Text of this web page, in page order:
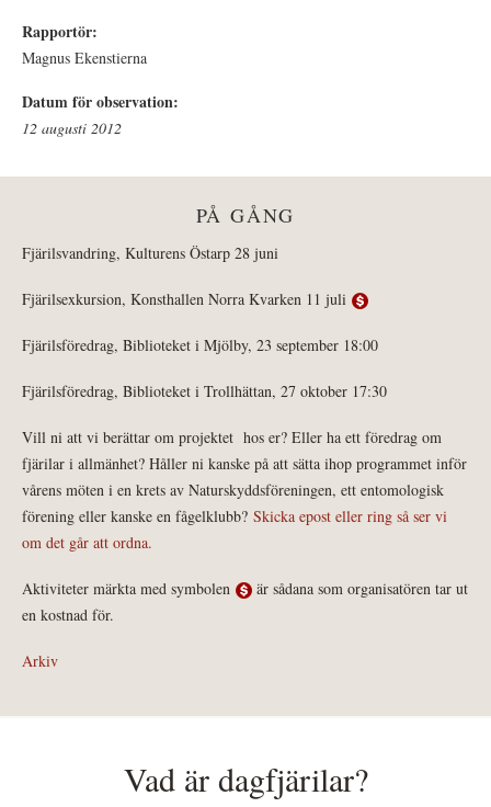
Rapportör:
Magnus Ekenstierna
Datum för observation:
12 augusti 2012
PÅ GÅNG
Fjärilsvandring, Kulturens Östarp 28 juni
Fjärilsexkursion, Konsthallen Norra Kvarken 11 juli
Fjärilsföredrag, Biblioteket i Mjölby, 23 september 18:00
Fjärilsföredrag, Biblioteket i Trollhättan, 27 oktober 17:30
Vill ni att vi berättar om projektet hos er? Eller ha ett föredrag om
fjärilar i allmänhet? Håller ni kanske på att sätta ihop programmet inför
vårens möten i en krets av Naturskyddsföreningen, ett entomologisk
förening eller kanske en fågelklubb? Skicka epost eller ring så ser vi
om det går att ordna.
Aktiviteter märkta med symbolen
är sådana som organisatören tar ut
en kostnad för.
Arkiv
Vad är dagfjärilar?